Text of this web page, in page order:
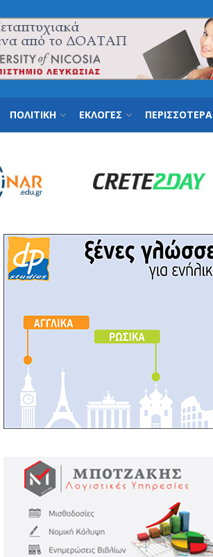
ΠΟΛΙΤΙΚΗ ΕΚΛΟΓΕΣ ΠΕΡΙΣΣΟΤΕΡΑ